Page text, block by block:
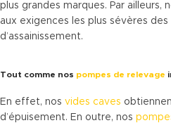
plus grandes marques. Par
aux exigences les plus sévères
d’assainissement.
Tout comme nos pompes de relevage
En effet, nos vides caves
d’épuisement. En outre, nos